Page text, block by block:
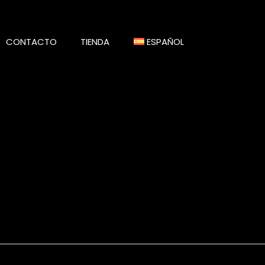
CONTACTO TIENDA ESPAÑOL